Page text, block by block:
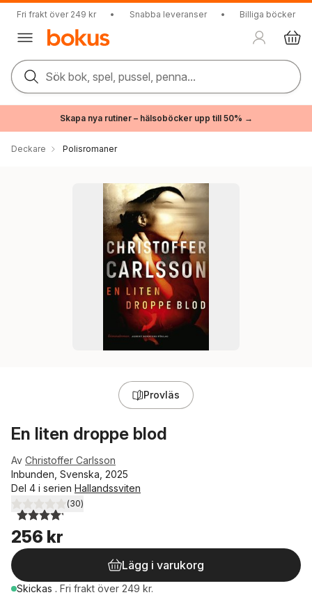
Fri frakt över 249 kr • Snabba leveranser • Billiga böcker
Sök bok, spel, pussel, penna...
Skapa nya rutiner – hälsoböcker upp till 50% →
Deckare Polisromaner
Provläs
En liten droppe blod
Av Christoffer Carlsson
Inbunden, Svenska, 2025
Del 4 i serien Hallandssviten
4,2utav 5 stjärnor. Totalt antal röster:
(30)
256 kr
Lägg i varukorg
Skickas . Fri frakt över 249 kr.